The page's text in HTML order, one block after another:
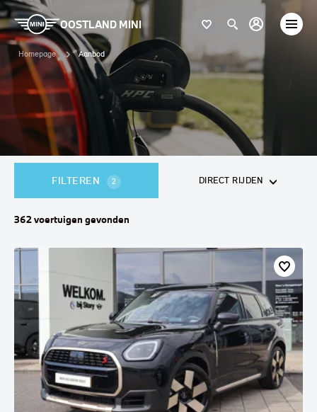
OOSTLAND MINI
Homepage Aanbod
FILTEREN 2 DIRECT RIJDEN
362voertuigen gevonden